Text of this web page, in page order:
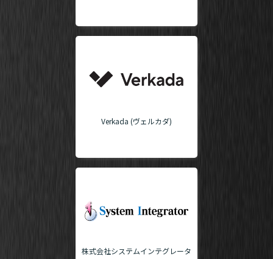
Verkada (ヴェルカダ)
株式会社システムインテグレータ